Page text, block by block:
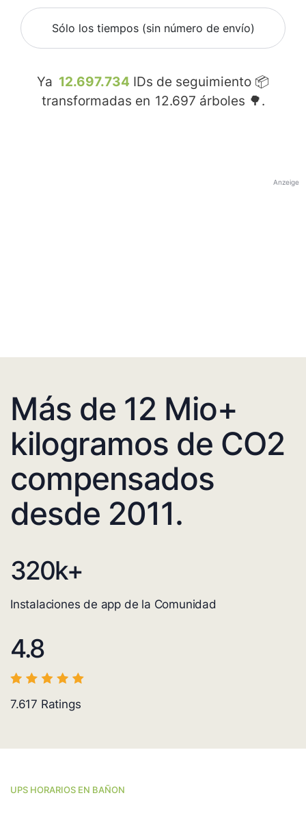
Sólo los tiempos (sin número de envío)
Ya 12.697.734 IDs de seguimiento 📦
transformadas en 12.697 árboles 🌳.
Anzeige
Más de 12 Mio+
kilogramos de CO2
compensados
desde 2011.
320k+
Instalaciones de app de la Comunidad
4.8
7.617 Ratings
UPS HORARIOS EN BAÑON